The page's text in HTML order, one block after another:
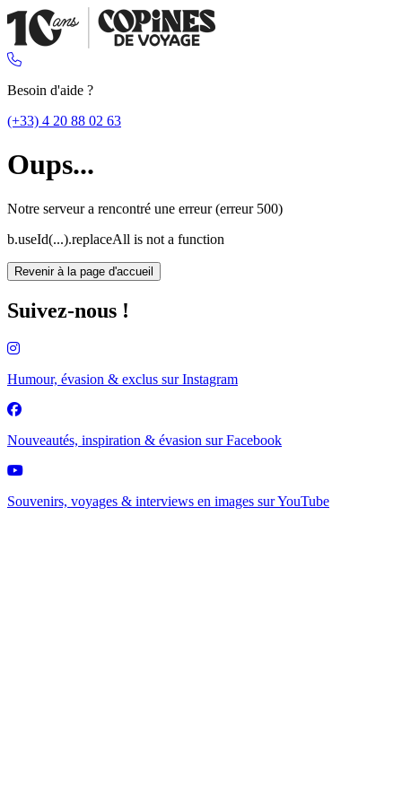
Besoin d'aide ?
(+33) 4 20 88 02 63
Oups...
Notre serveur a rencontré une erreur (erreur 500)
b.useId(...).replaceAll is not a function
Revenir à la page d'accueil
Suivez-nous !
Humour, évasion & exclus surInstagram
Nouveautés, inspiration & évasion surFacebook
Souvenirs, voyages & interviews en images surYouTube